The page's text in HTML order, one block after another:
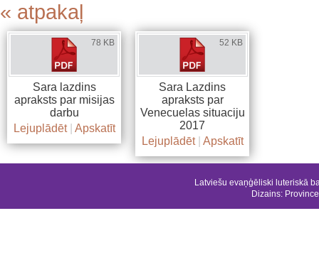
« atpakaļ
78 KB
Sara lazdins
apraksts par misijas
darbu
Lejuplādēt| Apskatīt
52 KB
Sara Lazdins
apraksts par
Venecuelas situaciju
2017
Lejuplādēt| Apskatīt
Latviešu evaņģēliski luteriskā
Dizains: